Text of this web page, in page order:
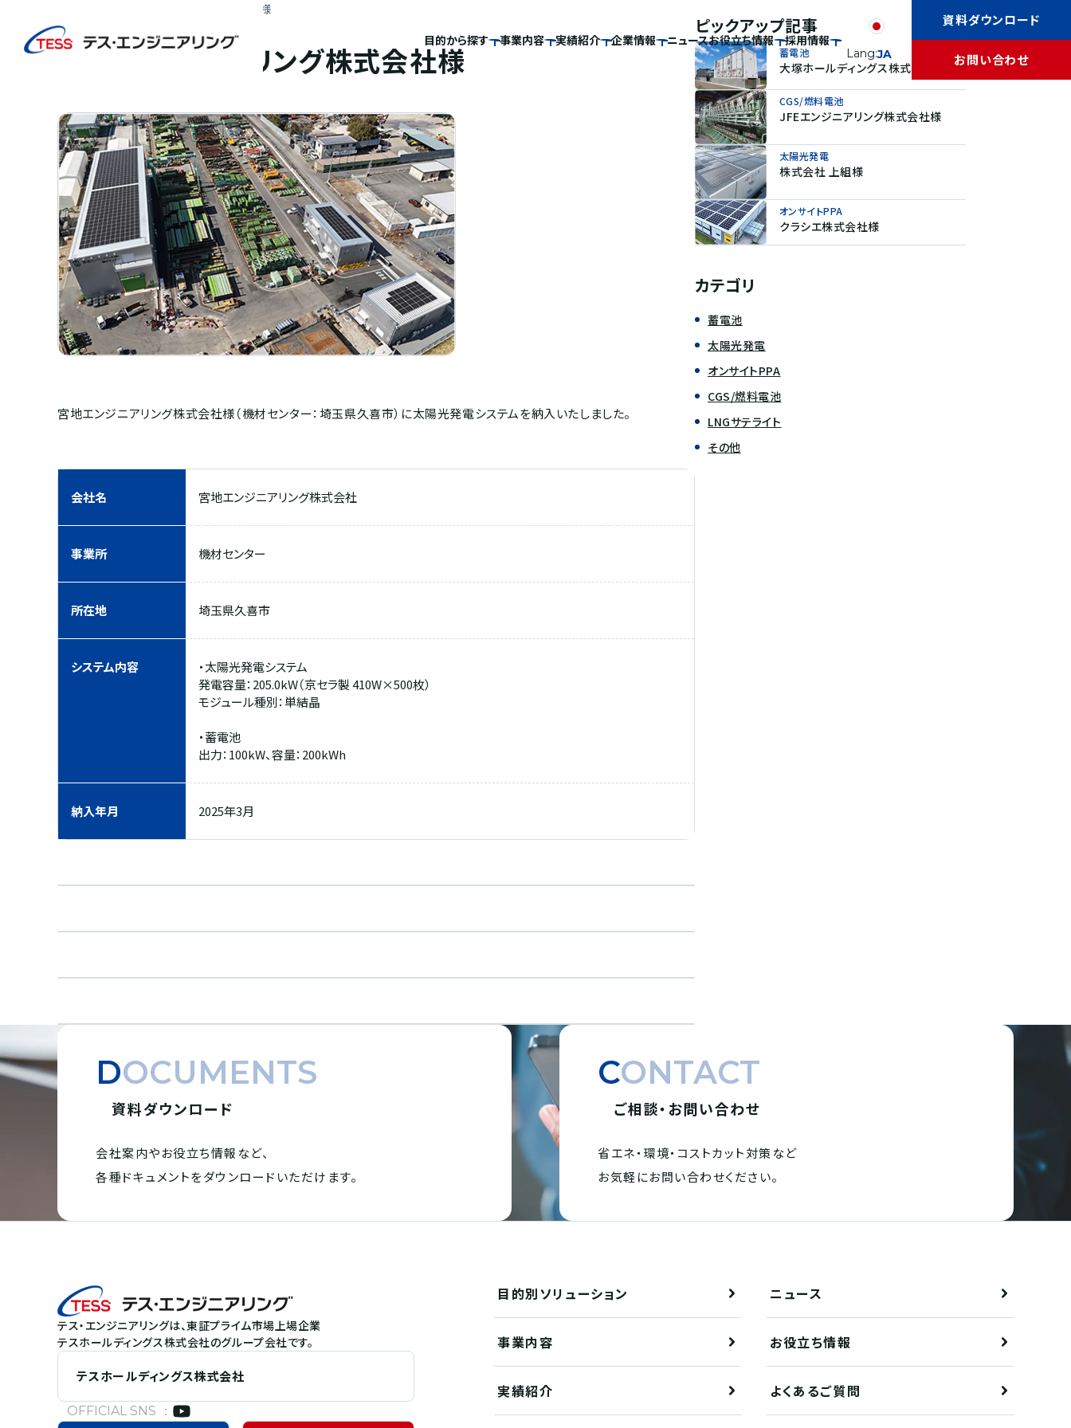
目的から探す 事業内容 実績紹介 企業情報 ニュースお役立ち情報 採用情報
資料ダウンロード
お問い合わせ
Lang:JA
宮地エンジニアリング株式会社様
太陽光発電
宮地エンジニアリング株式会社様
宮地エンジニアリング株式会社様（機材センター：埼玉県久喜市）に太陽光発電システムを納入いたしました。
会社名 宮地エンジニアリング株式会社
事業所 機材センター
所在地 埼玉県久喜市
システム内容
・太陽光発電システム
発電容量：205.0kW（京セラ製 410W×500枚）
モジュール種別：単結晶
・蓄電池
出力：100kW、容量：200kWh
納入年月 2025年3月
ピックアップ記事
蓄電池
大塚ホールディングス株式会社様
CGS/燃料電池
JFEエンジニアリング株式会社様
太陽光発電
株式会社 上組様
オンサイトPPA
クラシエ株式会社様
カテゴリ
蓄電池
太陽光発電
オンサイトPPA
CGS/燃料電池
LNGサテライト
その他
DOCUMENTS
資料ダウンロード
会社案内やお役立ち情報など、
各種ドキュメントをダウンロードいただけます。
CONTACT
ご相談・お問い合わせ
省エネ・環境・ コストカット対策など
お気軽にお問い合わせください。
テス・エンジニアリングは、東証プライム市場上場企業
テスホールディングス株式会社のグループ会社です。
テスホールディングス株式会社
OFFICIAL SNS ：
目的別ソリューション ニュース
事業内容 お役立ち情報
実績紹介 よくあるご質問